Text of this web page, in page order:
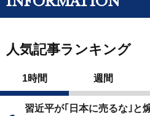
人気記事ランキング
1時間 週間
習近平が｢日本に売るな｣と